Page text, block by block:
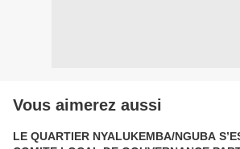
Vous aimerez aussi
LE QUARTIER NYALUKEMBA/NGUBA